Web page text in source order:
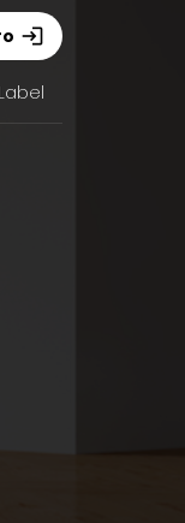
login
Label